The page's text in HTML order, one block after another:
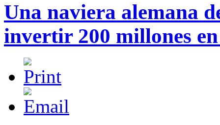
Una naviera alemana
invertir 200 millones